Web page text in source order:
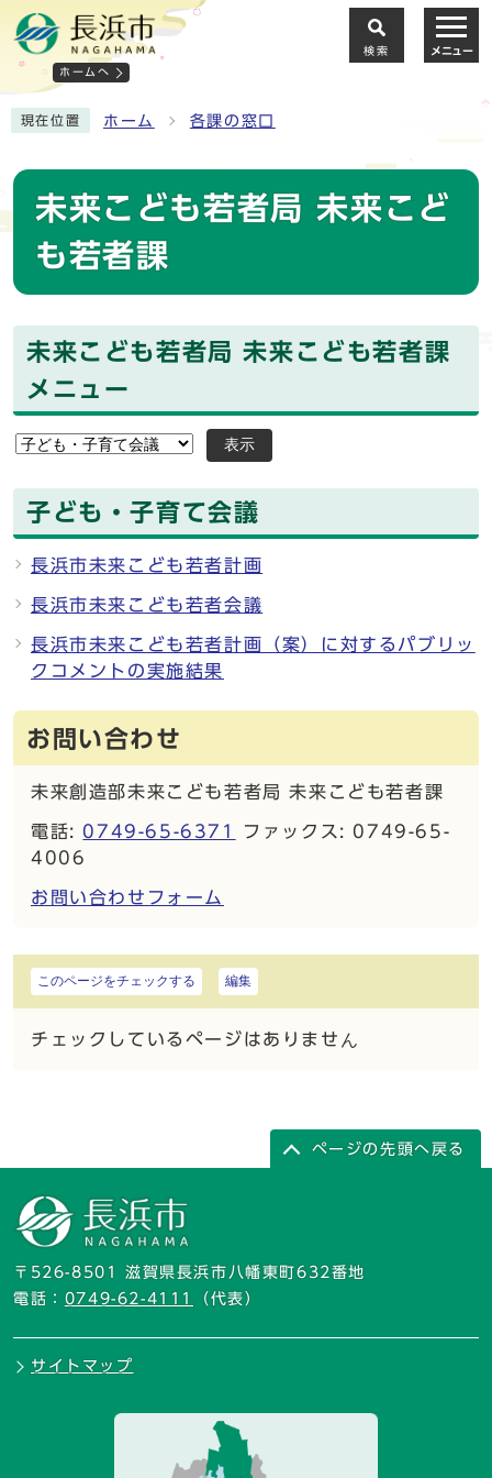
ホームへ
検索 メニュー
現在位置 ホーム 各課の窓口
未来こども若者局 未来こど
も若者課
未来こども若者局 未来こども若者課
メニュー
表示
子ども・子育て会議
長浜市未来こども若者計画
長浜市未来こども若者会議
長浜市未来こども若者計画（案）に対するパブリッ
クコメントの実施結果
お問い合わせ
未来創造部未来こども若者局 未来こども若者課
電話: 0749-65-6371
ファックス: 0749-65-
4006
お問い合わせフォーム
このページをチェックする 編集
チェックしているページはありません
ページの先頭へ戻る
〒526-8501 滋賀県長浜市八幡東町632番地
電話： 0749-62-4111 （代表）
サイトマップ